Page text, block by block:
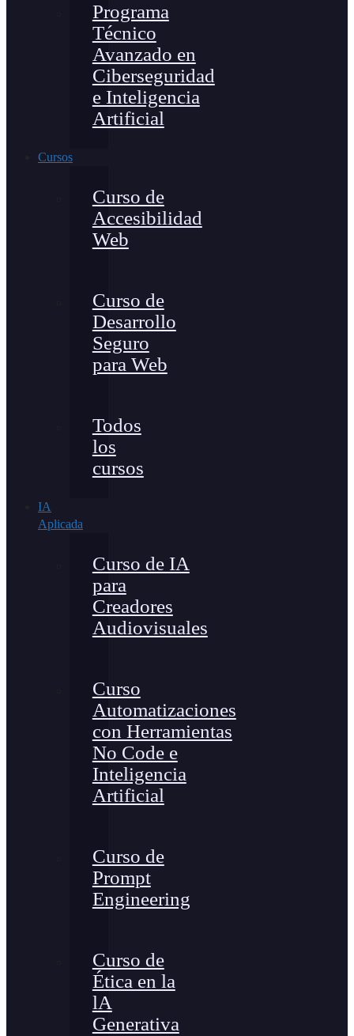
Programa
Técnico
Avanzado en
Ciberseguridad
e Inteligencia
Artificial
Cursos
Curso de
Accesibilidad
Web
Curso de
Desarrollo
Seguro
para Web
Todos
los
cursos
IA
Aplicada
Curso de IA
para
Creadores
Audiovisuales
Curso
Automatizaciones
con Herramientas
No Code e
Inteligencia
Artificial
Curso de
Prompt
Engineering
Curso de
Ética en la
lA
Generativa